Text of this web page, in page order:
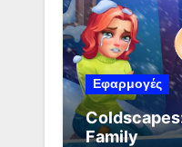
Εφαρμογές
Family